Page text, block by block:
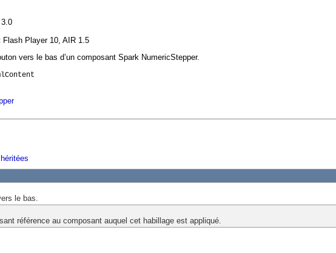
Flash Player 10, AIR 1.5
vers le bas d’un composant Spark NumericStepper.
le bas.
référence au composant auquel cet habillage est appliqué.